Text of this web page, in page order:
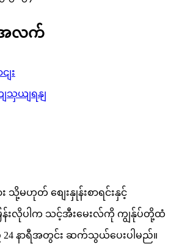
အလက်
ျး
သှယျရနျ
မဟုတ် စျေးနှုန်းစာရင်းနှင့်
န်းလိုပါက သင့်အီးမေးလ်ကို ကျွန်ုပ်တို့ထံ
24 နာရီအတွင်း ဆက်သွယ်ပေးပါမည်။